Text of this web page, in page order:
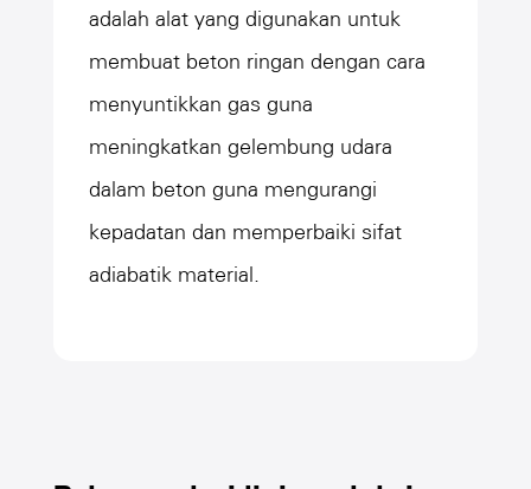
adalah alat yang digunakan untuk
membuat beton ringan dengan cara
menyuntikkan gas guna
meningkatkan gelembung udara
dalam beton guna mengurangi
kepadatan dan memperbaiki sifat
adiabatik material.